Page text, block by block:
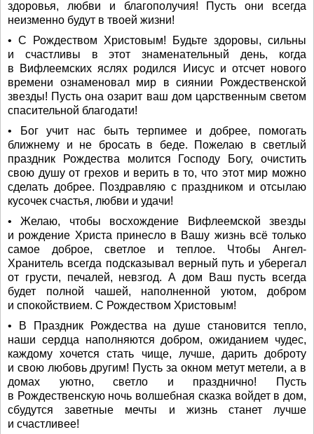
здоровья, любви и благополучия! Пусть они всегда
неизменно будут в твоей жизни!
• С Рождеством Христовым! Будьте здоровы, сильны
и счастливы в этот знаменательный день, когда
в Вифлеемских яслях родился Иисус и отсчет нового
времени ознаменовал мир в сиянии Рождественской
звезды! Пусть она озарит ваш дом царственным светом
спасительной благодати!
• Бог учит нас быть терпимее и добрее, помогать
ближнему и не бросать в беде. Пожелаю в светлый
праздник Рождества молится Господу Богу, очистить
свою душу от грехов и верить в то, что этот мир можно
сделать добрее. Поздравляю с праздником и отсылаю
кусочек счастья, любви и удачи!
• Желаю, чтобы восхождение Вифлеемской звезды
и рождение Христа принесло в Вашу жизнь всё только
самое доброе, светлое и теплое. Чтобы Ангел-
Хранитель всегда подсказывал верный путь и уберегал
от грусти, печалей, невзгод. А дом Ваш пусть всегда
будет полной чашей, наполненной уютом, добром
и спокойствием. С Рождеством Христовым!
• В Праздник Рождества на душе становится тепло,
наши сердца наполняются добром, ожиданием чудес,
каждому хочется стать чище, лучше, дарить доброту
и свою любовь другим! Пусть за окном метут метели, а в
домах уютно, светло и празднично! Пусть
в Рождественскую ночь волшебная сказка войдет в дом,
сбудутся заветные мечты и жизнь станет лучше
и счастливее!